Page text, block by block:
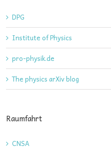
DPG
Institute of Physics
pro-physik.de
The physics arXiv blog
Raumfahrt
CNSA